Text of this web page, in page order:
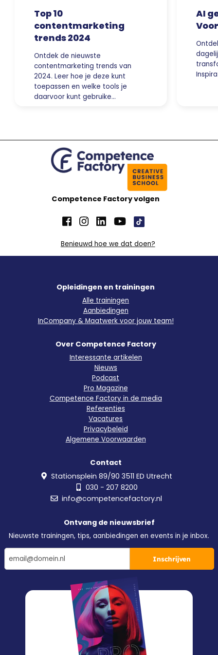
Top 10
contentmarketing
trends 2024
Ontdek de nieuwste
contentmarketing trends van
2024. Leer hoe je deze kunt
toepassen en welke tools je
daarvoor kunt gebruike…
AI
Competence Factory volgen
Benieuwd hoe we dat doen?
Opleidingen en trainingen
Alle trainingen
Aanbiedingen
InCompany & Maatwerk voor jouw team!
Over Competence Factory
Interessante artikelen
Nieuws
Podcast
Pro Magazine
Competence Factory in de media
Referenties
Vacatures
Privacybeleid
Algemene Voorwaarden
Contact
Stationsplein 89/90 3511 ED Utrecht
030 - 207 8200
info@competencefactory.nl
Ontvang de nieuwsbrief
Nieuwste trainingen, tips, aanbiedingen en events in je inbox.
Inschrijven